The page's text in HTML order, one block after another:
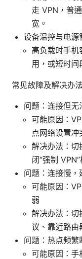
走 VPN，普
宽。
设备温控与电源
高负载时手
用，或短时间
常见故障及解决办法
问题：连接但无
可能原因：
点网络设置冲
解决办法：切
闭“强制
问题：连接慢，
可能原因：
弱
解决办法：切
议、靠近路由
问题：热点频繁
可能原因：手